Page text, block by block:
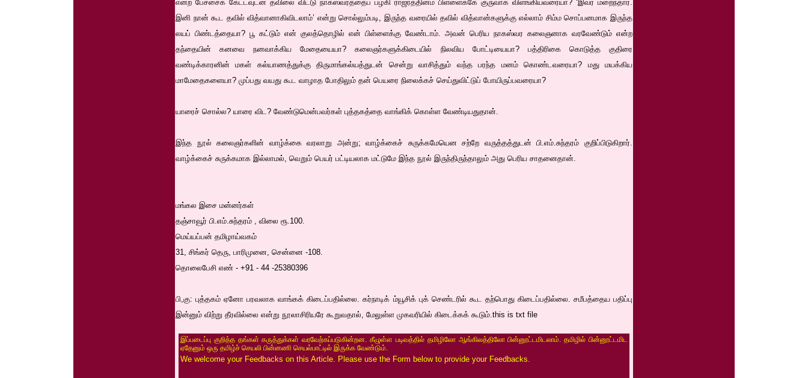
என்ற பேச்சைக் கேட்டவுடன் தவிலை விட்டு நாகஸ்வரத்தைப் பழகி ராஜரத்தினம் பிள்ளைக்கே குருவாக விளங்கியவரையா? ‘இவர் மறைந்தார்.
இனி நான் கூட தவில் வித்வானாகிவிடலாம்’ என்று சொல்லும்படி, இருந்த வரையில் தவில் வித்வான்களுக்கு எல்லாம் சிம்ம சொப்பனமாக இருந்த
லயப் பிண்டத்தையா? பூ கட்டும் என் குலத்தொழில் என் பிள்ளைக்கு வேண்டாம். அவன் பெரிய நாகஸ்வர கலைஞனாக வரவேண்டும் என்ற
தந்தையின் கனவை நனவாக்கிய மேதையையா? கலைஞர்களுக்கிடையில் நிலவிய போட்டியையா? பத்திரிகை கொடுத்த குதிரை
வண்டிக்காரனின் மகள் கல்யாணத்துக்கு திருமாங்கல்யத்துடன் சென்று வாசித்தும் வந்த பரந்த மனம் கொண்டவரையா? மது மயக்கிய
மாமேதைகளையா? முப்பது வயது கூட வாழாத போதிலும் தன் பெயரை நிலைக்கச் செய்துவிட்டுப் போயிருப்பவரையா?
யாரைச் சொல்ல? யாரை விட? வேண்டுமென்பவர்கள் புத்தகத்தை வாங்கிக் கொள்ள வேண்டியதுதான்.
இந்த நூல் கலைஞர்களின் வாழ்க்கை வரலாறு அன்று; வாழ்க்கைச் சுருக்கமேயென சற்றே வருத்தத்துடன் பி.எம்.சுந்தரம் குறிப்பிடுகிறார்.
வாழ்க்கைச் சுருக்கமாக இல்லாமல், வெறும் பெயர் பட்டியலாக மட்டுமே இந்த நூல் இருந்திருந்தாலும் அது பெரிய சாதனைதான்.
மங்கல இசை மன்னர்கள்
தஞ்சாவூர் பி.எம்.சுந்தரம் , விலை ரூ.100.
மெய்யப்பன் தமிழாய்வகம்
31, சிங்கர் தெரு, பாரிமுனை, சென்னை -108.
தொலைபேசி எண் - +91 - 44 -25380396
பி,கு: புத்தகம் ஏனோ பரவலாக வாங்கக் கிடைப்பதில்லை. கர்நாடிக் ம்யூசிக் புக் செண்டரில் கூட தற்பொது கிடைப்பதில்லை. சமீபத்தைய பதிப்பு
இன்னும் விற்று தீரவில்லை என்று நூலாசிரியரே கூறுவதால், மேலுள்ள முகவரியில் கிடைக்கக் கூடும்.this is txt file
இப்படைப்பு குறித்த தங்கள் கருத்துக்கள் வரவேற்கப்படுகின்றன. கீழுள்ள படிவத்தில் தமிழிலோ ஆங்கிலத்திலோ பின்னூட்டமிடலாம். தமிழில் பின்னூட்டமிட
ஏதேனும் ஒரு தமிழ்ச் செயலி பின்னணி செயல்பாட்டில் இருக்க வேண்டும்.
We welcome your Feedbacks on this Article. Please use the Form below to provide your Feedbacks.